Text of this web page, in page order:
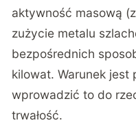
aktywność masową
zużycie metalu
bezpośrednich
kilowat. Warunek jest
wprowadzić to do
trwałość.